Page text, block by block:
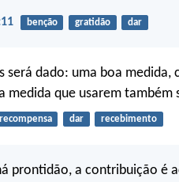
benção gratidão dar
será dado: uma boa
medida que usarem também
recompensa dar recebimento
prontidão, a contribuição é